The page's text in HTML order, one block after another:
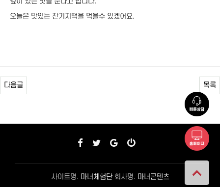
오늘은 맛있는 잔기지떡을 먹을수 있겠어요.
다음글 목록
사이트명. 마녀체험단 회사명. 마녀콘텐츠